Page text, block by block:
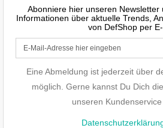
Abonniere hier unseren Newsletter
Informationen über aktuelle Trends,
von DefShop per
Eine Abmeldung ist jederzeit über
möglich. Gerne kannst Du Dich
unseren Kundenservice